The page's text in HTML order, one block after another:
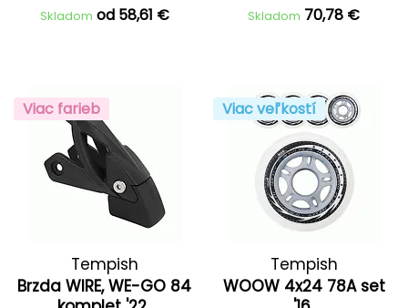
Skladom od 58,61 €
Skladom 70,78 €
Viac farieb
Tempish
Brzda WIRE, WE-GO 84
Viac veľkostí
Tempish
WOOW 4x24 78A set